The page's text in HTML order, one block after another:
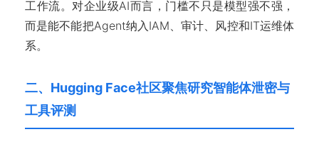
工作流。对企业级AI而言，门槛不只是模型强不强，
而是能不能把Agent纳入IAM、审计、风控和IT运维体
系。
二、Hugging Face社区聚焦研究智能体泄密与
工具评测